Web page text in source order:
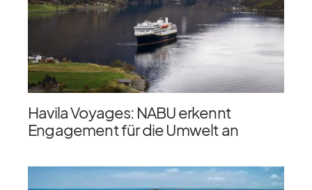
Havila Voyages: NABU erkennt
Engagement für die Umwelt an